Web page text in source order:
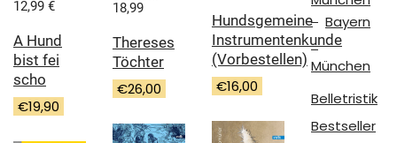
12,99 €
A Hund
bist fei
scho
€19,90
18,99
Thereses
Töchter
€26,00
Hundsgemeine
Instrumentenkunde
(Vorbestellen)
€16,00
Bayern
München
Belletristik
Bestseller